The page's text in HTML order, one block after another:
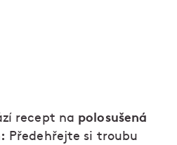
recept na polosušená
Předehřejte si troubu